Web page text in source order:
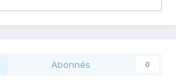
Abonnés 0